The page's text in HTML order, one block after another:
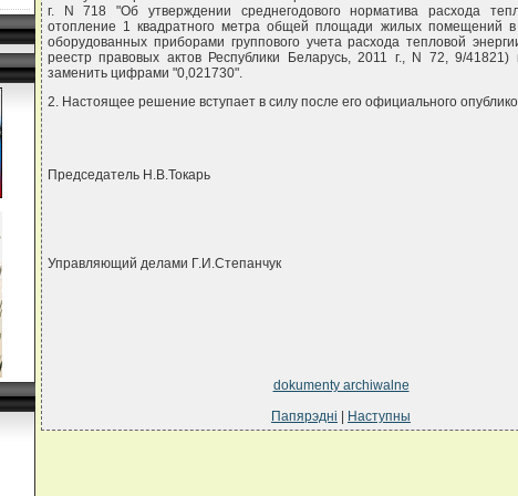
г. N 718 "Об утверждении среднегодового норматива расхода
отопление 1 квадратного метра общей площади жилых помещений
оборудованных приборами группового учета расхода тепловой
реестр правовых актов Республики Беларусь, 2011 г., N 72, 9/
заменить цифрами "0,021730".
2. Настоящее решение вступает в силу после его официального
Председатель Н.В.Токарь
Управляющий делами Г.И.Степанчук
dokumenty archiwalne
Папярэдні
Наступны